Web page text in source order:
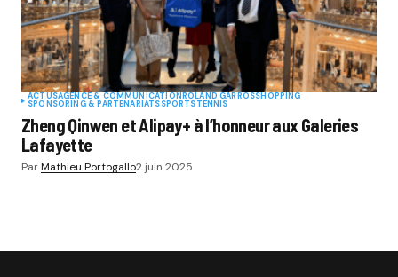
ACTUSAGENCE & COMMUNICATIONROLAND GARROSSHOPPING
SPONSORING & PARTENARIATSSPORTSTENNIS
Zheng Qinwen et Alipay+ à l’honneur aux Galeries
Lafayette
ParMathieu Portogallo2 juin 2025